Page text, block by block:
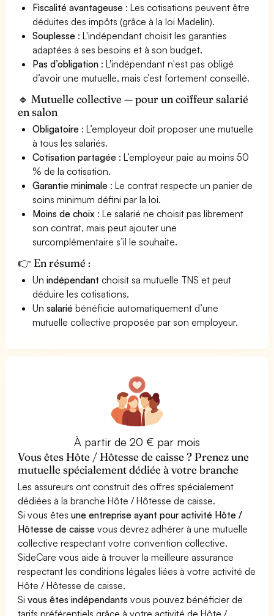
Fiscalité avantageuse : Les cotisations peuvent être
déduites des impôts (grâce à la loi Madelin).
Souplesse : L'indépendant choisit les garanties
adaptées à ses besoins et à son budget.
Pas d’obligation : L'indépendant n'est pas obligé
d’avoir une mutuelle, mais c’est fortement conseillé.
🔹 Mutuelle collective — pour un coiffeur salarié
en salon
Obligatoire : L’employeur doit proposer une mutuelle
à tous les salariés.
Cotisation partagée : L’employeur paie au moins 50
% de la cotisation.
Garantie minimale : Le contrat respecte un panier de
soins minimum défini par la loi.
Moins de choix : Le salarié ne choisit pas librement
son contrat, mais peut ajouter une
surcomplémentaire s’il le souhaite.
👉 En résumé :
Unindépendant choisit sa mutuelle TNS et peut
déduire les cotisations.
Unsalarié bénéficie automatiquement d’une
mutuelle collective proposée par son employeur.
À partir de 20 € par mois
Vous êtes Hôte / Hôtesse de caisse ? Prenez une
mutuelle spécialement dédiée à votre branche
Les assureurs ont construit des offres spécialement
dédiées à la branche Hôte / Hôtesse de caisse.
Si vous êtesune entreprise ayant pour activité Hôte /
Hôtesse de caisse vous devrez adhérer à une mutuelle
collective respectant votre convention collective.
SideCare vous aide à trouver la meilleure assurance
respectant les conditions légales liées à votre activité de
Hôte / Hôtesse de caisse.
Sivous êtes indépendants vous pouvez bénéficier de
tarifs préférentiels grâce à votre activité de Hôte /